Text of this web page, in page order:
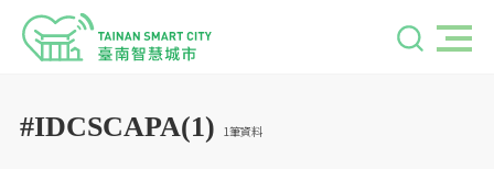
#IDCSCAPA(1) 1筆資料